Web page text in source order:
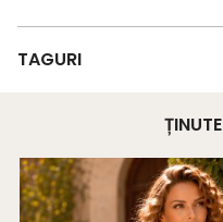
TAGURI